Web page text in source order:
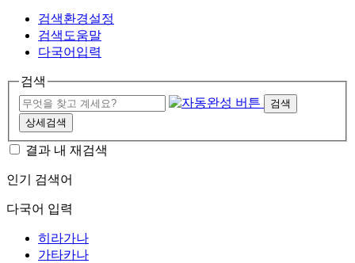
검색환경설정
검색도움말
다국어입력
검색
검색
상세검색
결과 내 재검색
인기 검색어
다국어 입력
히라가나
가타카나